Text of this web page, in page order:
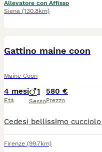
Allevatore con Affisso
Siena (130.8km)
Gattino maine coon
Maine Coon
4 mesi
Età
1
Sesso
580 €
Prezzo
Firenze (99.7km)